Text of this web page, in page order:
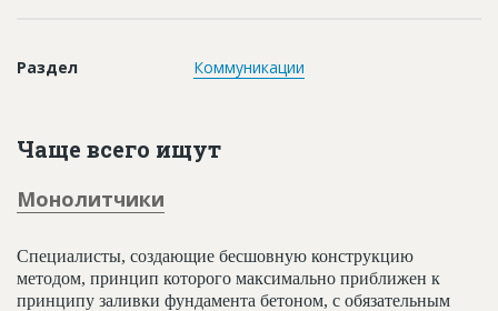
Раздел Коммуникации
Чаще всего ищут
Монолитчики
Специалисты, создающие бесшовную конструкцию
методом, принцип которого максимально приближен к
принципу заливки фундамента бетоном, с обязательным